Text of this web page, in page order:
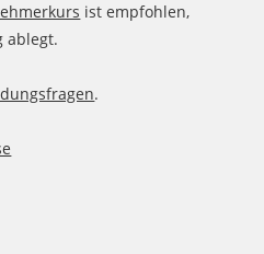
ist empfohlen,
ablegt.
.